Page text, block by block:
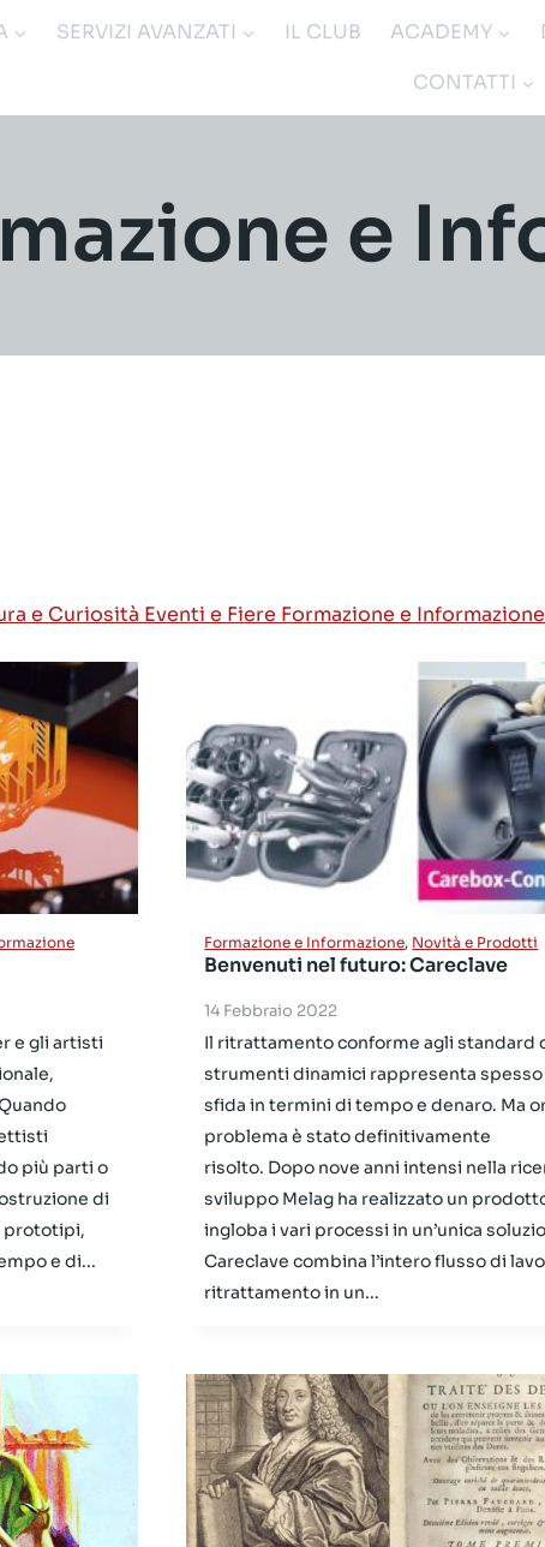
SERVIZI AVANZATI IL CLUB ACADEMY
CONTATTI
e
e Curiosità Eventi e Fiere Formazione e Informazione
e gli artisti
più parti o
di
prototipi,
e di...
Formazione e Informazione, Novità e Prodotti
Benvenuti nel futuro: Careclave
14 Febbraio 2022
Il ritrattamento conforme agli standard
strumenti dinamici rappresenta spesso
sfida in termini di tempo e denaro. Ma
problema è stato definitivamente
risolto. Dopo nove anni intensi nella
sviluppo Melag ha realizzato un
ingloba i vari processi in un’unica
Careclave combina l’intero flusso di
ritrattamento in un...